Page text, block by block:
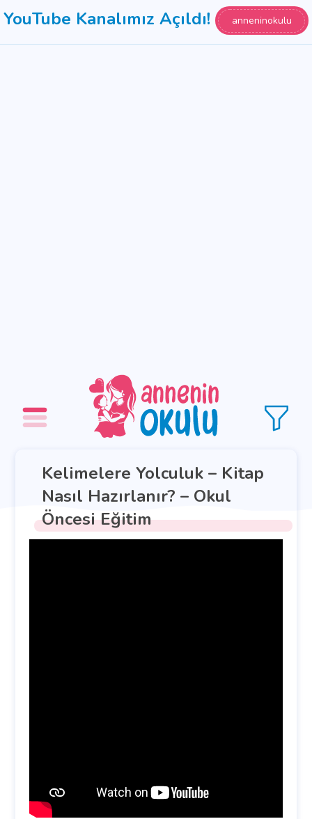
YouTube Kanalımız Açıldı! anneninokulu
Kelimelere Yolculuk – Kitap
Nasıl Hazırlanır? – Okul
Öncesi Eğitim